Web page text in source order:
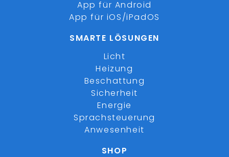
App für Android
App für iOS/iPadOS
SMARTE LÖSUNGEN
Licht
Heizung
Beschattung
Sicherheit
Energie
Sprachsteuerung
Anwesenheit
SHOP